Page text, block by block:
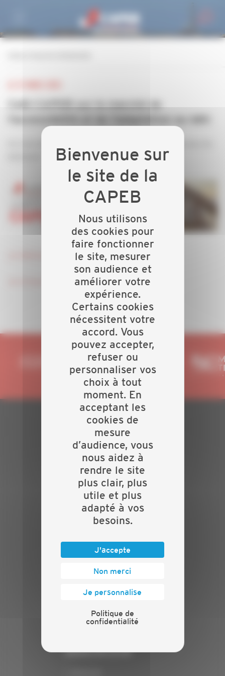
Café CAPEB sur le marché de
Je télécharge l'invitation
PLAN DU SITE
Actualités
Evénements
Présentation
Nos batailles
Nos services
Contact
Mentions légales
Politique de confidentialité
PRESSE
Communiqués de presse
Espace presse
ANNONCEUR
Nous utilisons
des cookies pour
faire fonctionner
le site, mesurer
son audience et
améliorer votre
expérience.
Certains cookies
nécessitent votre
accord. Vous
pouvez accepter,
refuser ou
personnaliser vos
choix à tout
moment. En
acceptant les
cookies de
mesure
d’audience, vous
nous aidez à
rendre le site
plus clair, plus
utile et plus
adapté à vos
besoins.
J'accepte
Non merci
Je personnalise
Politique de
confidentialité